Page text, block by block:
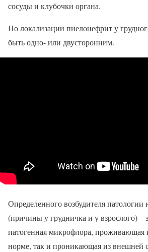
сосуды и клубочки органа.
По локализации пиелонефрит у
быть одно- или двусторонним.
Определенного возбудителя
(причины у грудничка и у взрослого) –
патогенная микрофлора, проживающая
норме, так и проникающая из внешней